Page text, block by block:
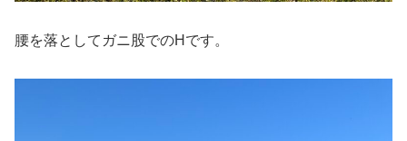
腰を落としてガニ股でのHです。